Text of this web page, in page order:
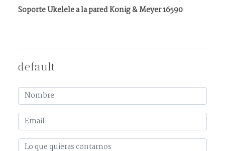
Soporte Ukelele a la pared Konig & Meyer 16590
default